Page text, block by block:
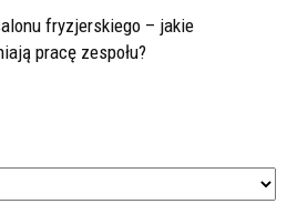
fryzjerskiego – jakie
pracę zespołu?